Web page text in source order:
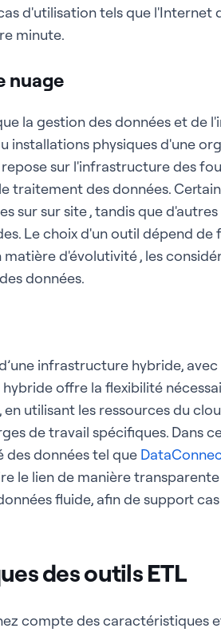
d'utilisation tels que l'Internet
minute.
nuage
la gestion des données et de
installations physiques d'une
sur l'infrastructure des
traitement des données.
sur sur site , tandis que
Le choix d'un outil dépend de
matière d'évolutivité , les
données.
infrastructure hybride, avec
offre la flexibilité
utilisant les ressources du
de travail spécifiques. Dans
données tel que
le lien de manière
fluide, afin de support
des outils ETL
compte des caractéristiques